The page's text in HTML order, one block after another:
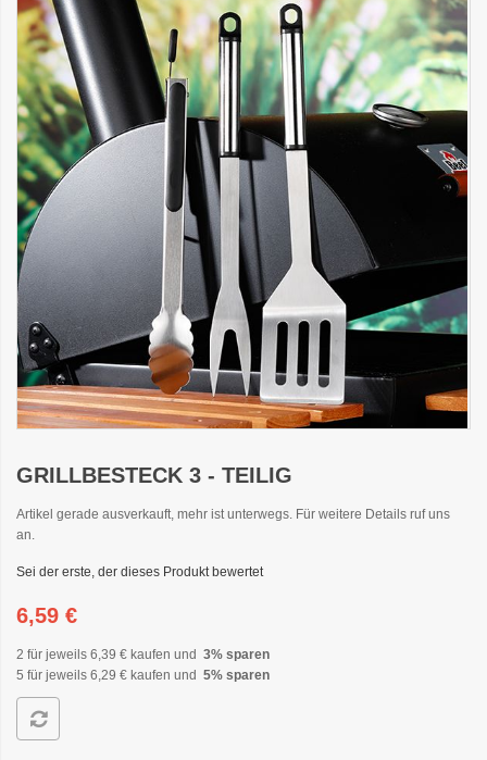
GRILLBESTECK 3 - TEILIG
Artikel gerade ausverkauft, mehr ist unterwegs. Für weitere Details ruf uns
an.
Sei der erste, der dieses Produkt bewertet
6,59 €
2 für jeweils 6,39 € kaufen und 3% sparen
5 für jeweils 6,29 € kaufen und 5% sparen